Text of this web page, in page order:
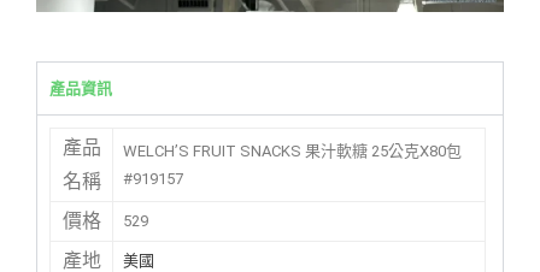
產品資訊
產品
名稱
WELCH’S FRUIT SNACKS 果汁軟糖 25公克X80包
#919157
價格 529
產地 美國